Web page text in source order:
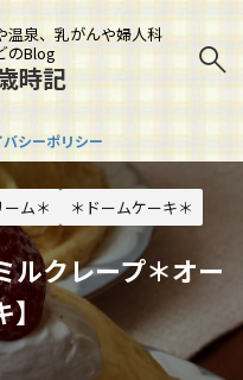
温泉、乳がんや婦人科
のBlog
時記
バシーポリシー
ム＊ ＊ドームケーキ＊
クレープ＊オー